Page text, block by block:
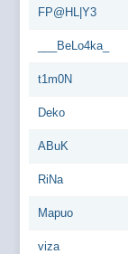
FP@HL|Y3
___BeLo4ka_
t1m0N
Deko
ABuK
RiNa
Mapuo
viza